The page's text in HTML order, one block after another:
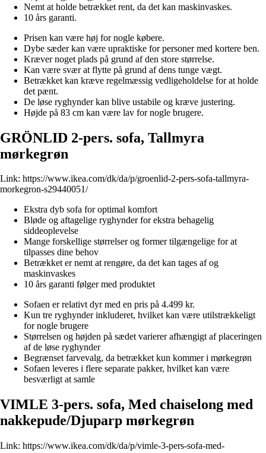
Nemt at holde betrækket rent, da det kan maskinvaskes.
10 års garanti.
Prisen kan være høj for nogle købere.
Dybe sæder kan være upraktiske for personer med kortere ben.
Kræver noget plads på grund af den store størrelse.
Kan være svær at flytte på grund af dens tunge vægt.
Betrækket kan kræve regelmæssig vedligeholdelse for at holde
det pænt.
De løse ryghynder kan blive ustabile og kræve justering.
Højde på 83 cm kan være lav for nogle brugere.
GRÖNLID 2-pers. sofa, Tallmyra
mørkegrøn
Link: https://www.ikea.com/dk/da/p/groenlid-2-pers-sofa-tallmyra-
morkegron-s29440051/
Ekstra dyb sofa for optimal komfort
Bløde og aftagelige ryghynder for ekstra behagelig
siddeoplevelse
Mange forskellige størrelser og former tilgængelige for at
tilpasses dine behov
Betrækket er nemt at rengøre, da det kan tages af og
maskinvaskes
10 års garanti følger med produktet
Sofaen er relativt dyr med en pris på 4.499 kr.
Kun tre ryghynder inkluderet, hvilket kan være utilstrækkeligt
for nogle brugere
Størrelsen og højden på sædet varierer afhængigt af placeringen
af de løse ryghynder
Begrænset farvevalg, da betrækket kun kommer i mørkegrøn
Sofaen leveres i flere separate pakker, hvilket kan være
besværligt at samle
VIMLE 3-pers. sofa, Med chaiselong med
nakkepude/Djuparp mørkegrøn
Link: https://www.ikea.com/dk/da/p/vimle-3-pers-sofa-med-